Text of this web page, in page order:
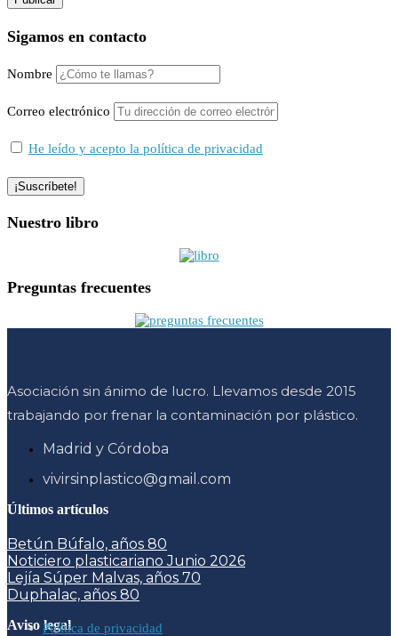
Sigamos en contacto
Nombre
Correo electrónico
He leído y acepto la política de privacidad
Nuestro libro
Preguntas frecuentes
Asociación sin ánimo de lucro. Llevamos desde 2015
trabajando por frenar la contaminación por plástico.
Madrid y Córdoba
vivirsinplastico@gmail.com
Últimos artículos
Betún Búfalo, años 80
Noticiero plasticariano Junio 2026
Lejía Súper Malvas, años 70
Duphalac, años 80
Aviso legalPolítica de privacidad